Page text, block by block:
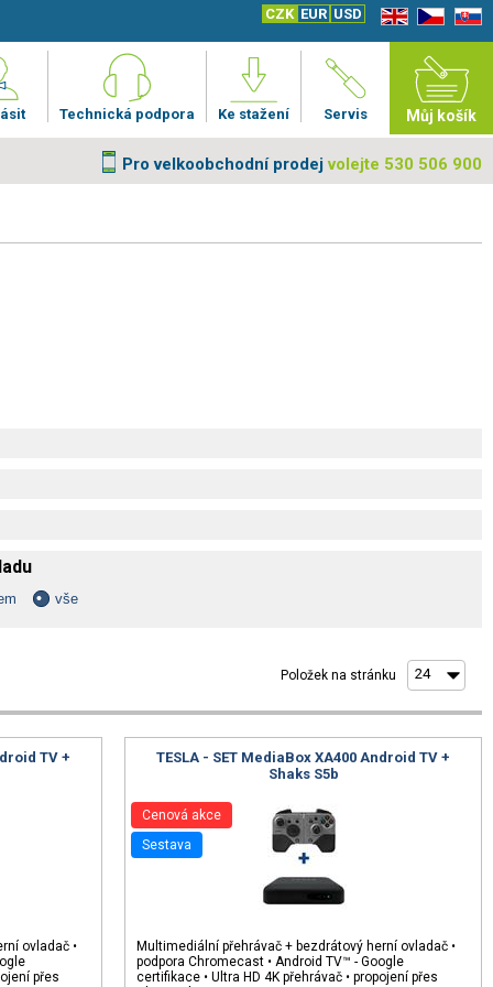
EN CZ SK
CZK EUR USD
Můj košík
Servis
Ke stažení
Technická podpora
Pro velkoobchodní prodejvolejte 530 506 900
vše
Položek na stránku
TV +
ovladač •
přes
TESLA - SET MediaBox XA400 Android TV +
Shaks S5b
Multimediální přehrávač + bezdrátový herní ovladač •
podpora Chromecast • Android TV™ - Google
certifikace • Ultra HD 4K přehrávač • propojení přes
Cenová akce
sestava